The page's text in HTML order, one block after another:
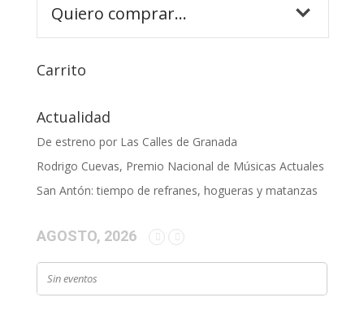
Carrito
Actualidad
De estreno por Las Calles de Granada
Rodrigo Cuevas, Premio Nacional de Músicas Actuales
San Antón: tiempo de refranes, hogueras y matanzas
AGOSTO, 2026
Sin eventos